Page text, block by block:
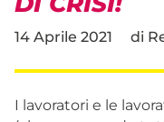
14 Aprile 2021 di
I lavoratori e le